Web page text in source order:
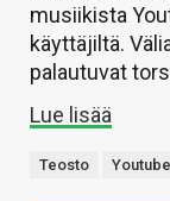
musiikista
käyttäjiltä.
palautuvat
Lue lisää
Teosto Youtube